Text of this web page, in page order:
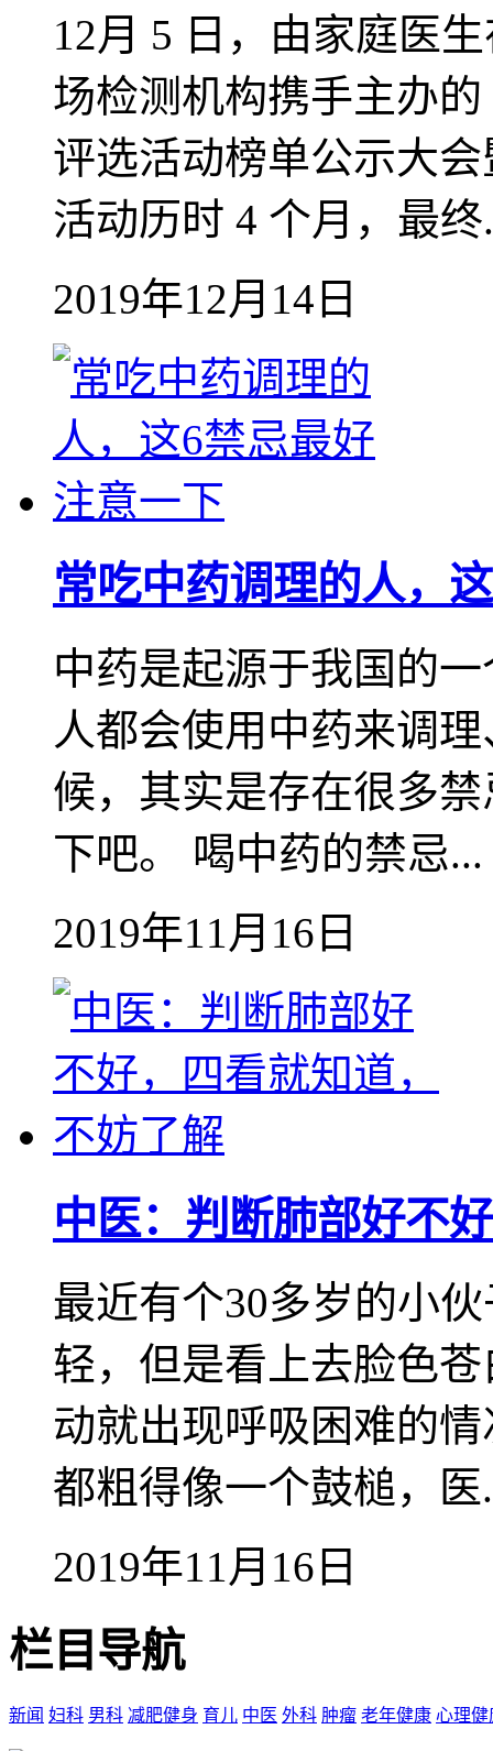
12月 5 日，由家庭医
场检测机构携手主办
评选活动榜单公示大
活动历时 4 个月，最终
2019年12月14日
常吃中药调理的人，
中药是起源于我国的
人都会使用中药来调
候，其实是存在很多
下吧。 喝中药的禁忌...
2019年11月16日
中医：判断肺部好不
最近有个30多岁的小
轻，但是看上去脸色
动就出现呼吸困难的
都粗得像一个鼓槌，医
2019年11月16日
栏目导航
新闻 妇科 男科 减肥健身 育儿 中医 外科 肿瘤 老年健康 心理健